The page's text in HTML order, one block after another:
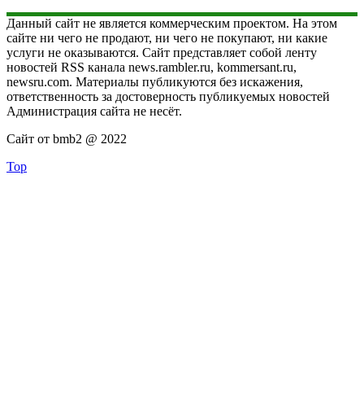
Данный сайт не является коммерческим проектом. На этом
сайте ни чего не продают, ни чего не покупают, ни какие
услуги не оказываются. Сайт представляет собой ленту
новостей RSS канала news.rambler.ru, kommersant.ru,
newsru.com. Материалы публикуются без искажения,
ответственность за достоверность публикуемых новостей
Администрация сайта не несёт.
Сайт от bmb2 @ 2022
Top